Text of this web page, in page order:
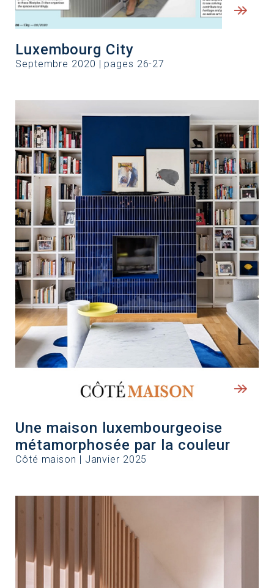
Luxembourg City
Septembre 2020 | pages 26-27
Une maison luxembourgeoise
métamorphosée par la couleur
Côté maison | Janvier 2025